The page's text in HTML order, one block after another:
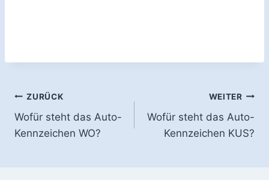
Beitragsnavigation
ZURÜCK
Wofür steht das Auto-
Kennzeichen WO?
WEITER
Wofür steht das Auto-
Kennzeichen KUS?